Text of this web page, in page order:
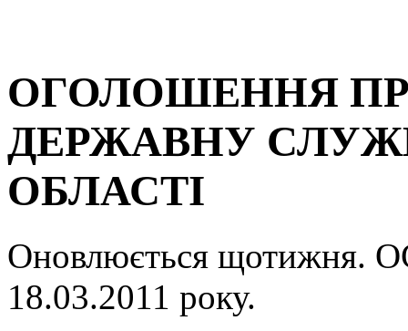
ОГОЛОШЕННЯ
ДЕРЖАВНУ
ОБЛАСТІ
Оновлюється
18.03.2011 року.